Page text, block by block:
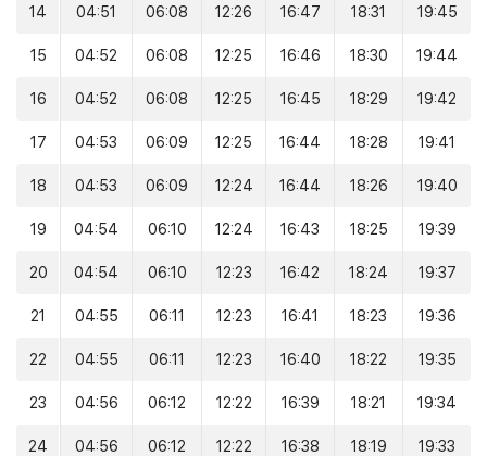
14 04:51 06:08 12:26 16:47 18:31 19:45
15 04:52 06:08 12:25 16:46 18:30 19:44
16 04:52 06:08 12:25 16:45 18:29 19:42
17 04:53 06:09 12:25 16:44 18:28 19:41
18 04:53 06:09 12:24 16:44 18:26 19:40
19 04:54 06:10 12:24 16:43 18:25 19:39
20 04:54 06:10 12:23 16:42 18:24 19:37
21 04:55 06:11 12:23 16:41 18:23 19:36
22 04:55 06:11 12:23 16:40 18:22 19:35
23 04:56 06:12 12:22 16:39 18:21 19:34
24 04:56 06:12 12:22 16:38 18:19 19:33